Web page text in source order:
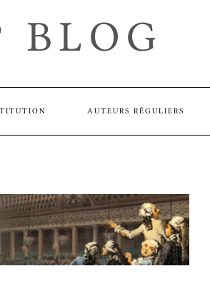
BLOG
AUTEURS RÉGULIERS